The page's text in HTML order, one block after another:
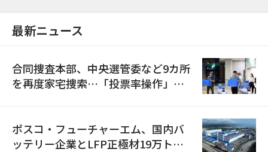
最新ニュース
合同捜査本部、中央選管委など9カ所
を再度家宅捜索…「投票率操作」の
ポスコ・フューチャーエム、国内バ
ッテリー企業とLFP正極材19万トン